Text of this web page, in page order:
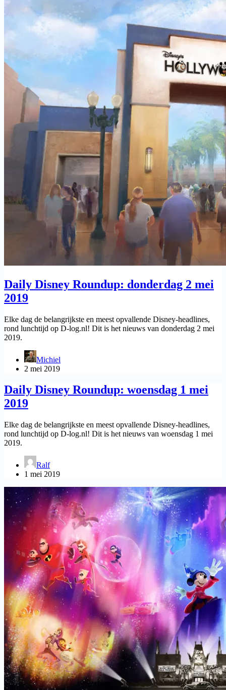
Daily Disney Roundup: donderdag 2 mei
2019
Elke dag de belangrijkste en meest opvallende Disney-headlines,
rond lunchtijd op D-log.nl! Dit is het nieuws van donderdag 2 mei
2019.
Michiel
2 mei 2019
Daily Disney Roundup: woensdag 1 mei
2019
Elke dag de belangrijkste en meest opvallende Disney-headlines,
rond lunchtijd op D-log.nl! Dit is het nieuws van woensdag 1 mei
2019.
Ralf
1 mei 2019